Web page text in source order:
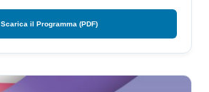
Scarica il Programma (PDF)